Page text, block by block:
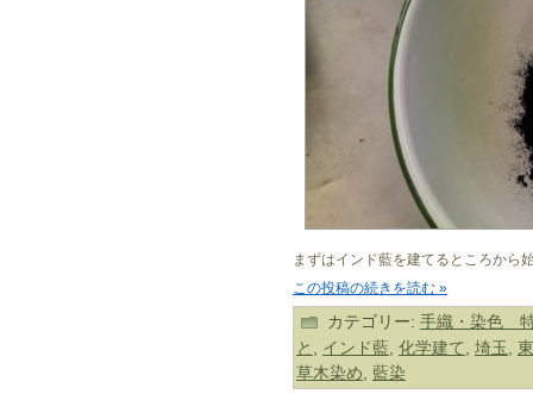
まずはインド藍を建てるところから
この投稿の続きを読む »
カテゴリー: 手織・染色
と
インド藍 化学建て 埼玉
草木染め 藍染